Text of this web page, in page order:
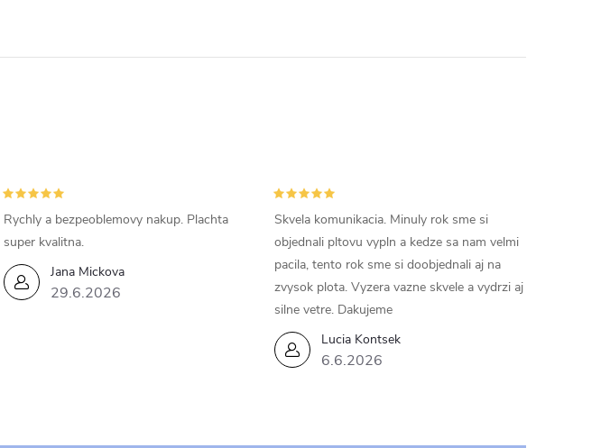
k
e
Jana Mickova
29.6.2026
Rychly a bezpeoblemovy nakup. Plachta
super kvalitna.
Lucia Kontsek
6.6.2026
Skvela komunikacia. Minuly rok sme si
objednali pltovu vypln a kedze sa nam velmi
pacila, tento rok sme si doobjednali aj na
zvysok plota. Vyzera vazne skvele a vydrzi aj
silne vetre. Dakujeme